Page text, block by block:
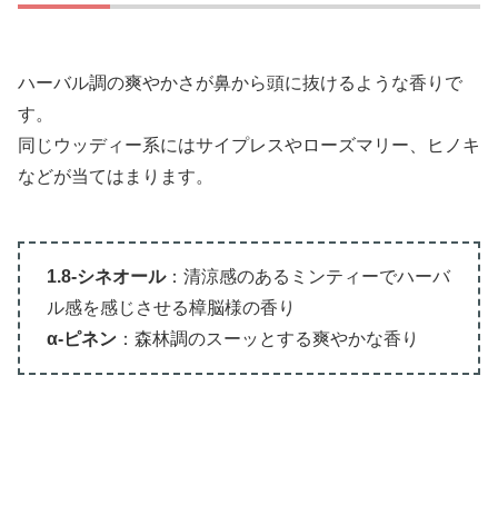
ハーバル調の爽やかさが鼻から頭に抜けるような香りで
す。
同じウッディー系にはサイプレスやローズマリー、ヒノキ
などが当てはまります。
1.8-シネオール：清涼感のあるミンティーでハーバ
ル感を感じさせる樟脳様の香り
α-ピネン ：森林調のスーッとする爽やかな香り